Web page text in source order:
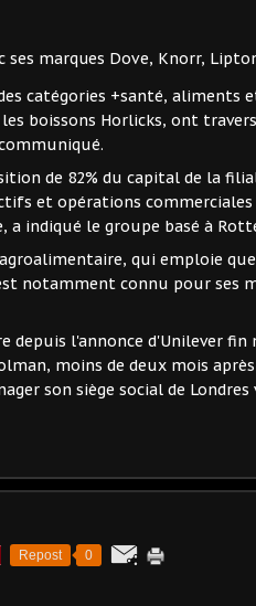
ses marques Dove, Knorr,
catégories +santé, aliments
boissons Horlicks, ont
de 82% du capital de la
et opérations commerciales
a indiqué le groupe basé à
qui emploie
notamment connu pour ses
depuis l'annonce d'Unilever fin
moins de deux mois
son siège social de Londres
Repost 0